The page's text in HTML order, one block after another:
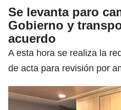
Se levanta paro
Gobierno y
acuerdo
A esta hora se realiza la
de acta para revisión por